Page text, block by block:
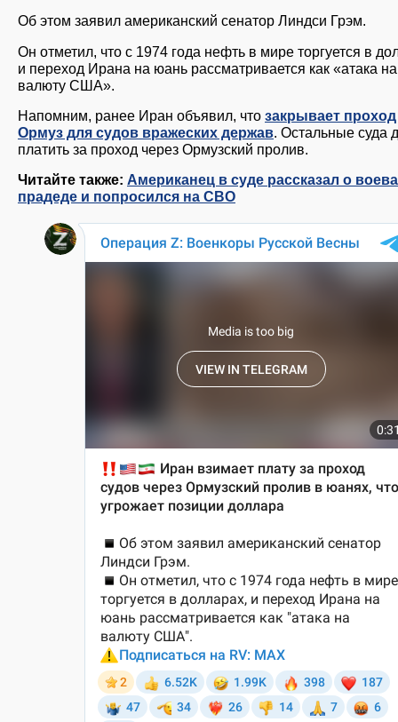
Об этом заявил американский сенатор Линдси Грэм.
Он отметил, что с 1974 года нефть в мире торгуется в
и переход Ирана на юань рассматривается как «атака на
валюту США».
Напомним, ранее Иран объявил, что закрывает проход
Ормуз для судов вражеских держав. Остальные суда
платить за проход через Ормузский пролив.
Читайте также: Американец в суде рассказал о
прадеде и попросился на СВО